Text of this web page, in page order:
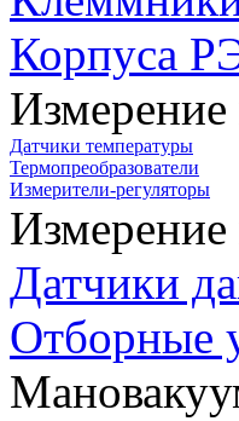
Корпуса
Измерение
Датчики температуры
Термопреобразователи
Измерители-регуляторы
Измерение
Датчики
Отборные